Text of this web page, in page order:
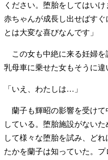
ください。堕胎をしてはい
赤ちゃんが成長し出せばす
とは大変な喜びなんです」
この女も中絶に来る妊婦を
乳母車に乗せた女もそうに違
「いえ、わたしは…」
蘭子も輝昭の影響を受けて
している。堕胎施設がない
して様々な堕胎を試み、ど
たかを蘭子は知っていた。